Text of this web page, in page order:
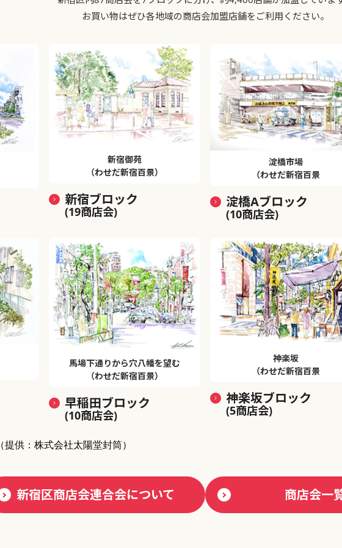
お買い物はぜひ各地域の商店会加盟店舗をご利用ください。
新宿御苑
（わせだ新宿百景）
新宿ブロック
(19商店会)
淀橋市場
（わせだ新宿百景
淀橋Aブロック
(10商店会)
馬場下通りから穴八幡を望む
（わせだ新宿百景）
早稲田ブロック
(10商店会)
神楽坂
（わせだ新宿百景
神楽坂ブロック
(5商店会)
（提供：株式会社太陽堂封筒）
新宿区商店会連合会について 商店会一